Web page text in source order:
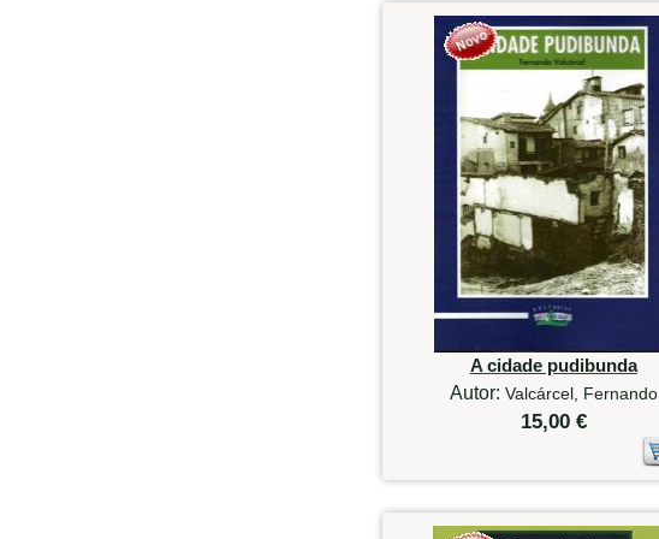
A cidade pudibunda
Autor: Valcárcel, Fernando
15,00 €